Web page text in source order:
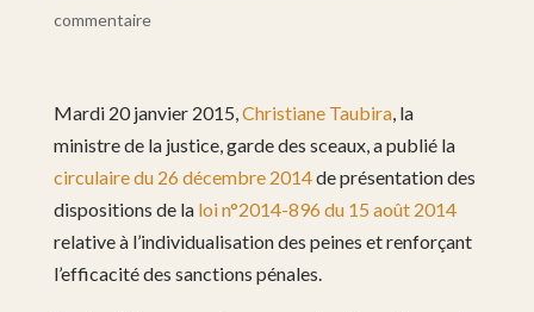
commentaire
Mardi 20 janvier 2015,Christiane Taubira, la
ministre de la justice, garde des sceaux, a publié la
circulaire du 26 décembre 2014de présentation des
dispositions de la loi n°2014-896 du 15 août 2014
relative à l’individualisation des peines et renforçant
l’efficacité des sanctions pénales.